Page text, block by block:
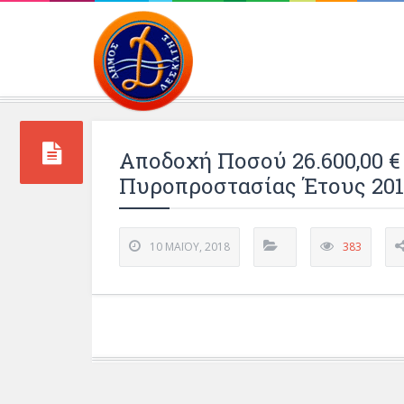
Αποδοχή Ποσού 26.600,00
Πυροπροστασίας Έτους
10 ΜΑΪ́ΟΥ, 2018 383